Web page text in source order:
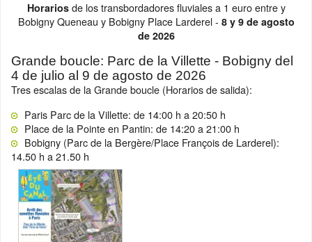
Horariosde los transbordadores fluviales a 1 euro entre y
Bobigny Queneau y Bobigny Place Larderel - 8 y 9 de agosto
de 2026
Grande boucle: Parc de la Villette - Bobigny del
4 de julio al 9 de agosto de 2026
Tres escalas de la Grande boucle (Horarios de salida):
Paris Parc de la Villette: de 14:00 h a 20:50 h
Place de la Pointe en Pantin: de 14:20 a 21:00 h
Bobigny (Parc de la Bergère/Place François de Larderel):
14.50 h a 21.50 h